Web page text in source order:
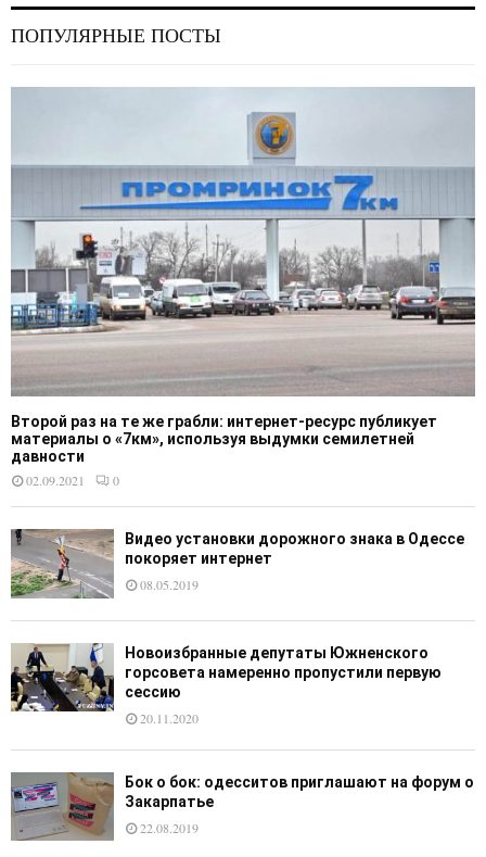
ПОПУЛЯРНЫЕ ПОСТЫ
Второй раз на те же грабли: интернет-ресурс публикует
материалы о «7км», используя выдумки семилетней
давности
02.09.2021
0
Видео установки дорожного знака в Одессе
покоряет интернет
08.05.2019
Новоизбранные депутаты Южненского
горсовета намеренно пропустили первую
сессию
20.11.2020
Бок о бок: одесситов приглашают на форум о
Закарпатье
22.08.2019